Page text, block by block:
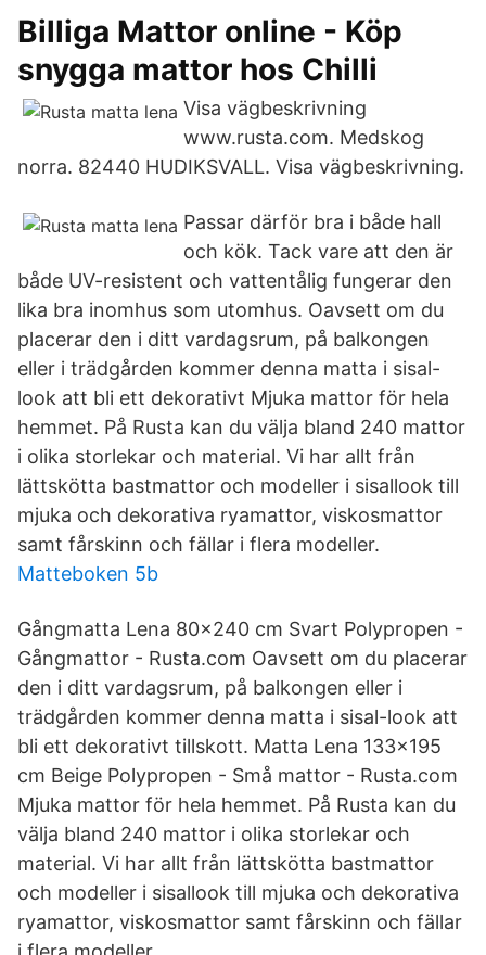
Billiga Mattor online - Köp
snygga mattor hos Chilli
Visa vägbeskrivning
www.rusta.com. Medskog
norra. 82440 HUDIKSVALL. Visa vägbeskrivning.
Passar därför bra i både hall
och kök. Tack vare att den är
både UV-resistent och vattentålig fungerar den
lika bra inomhus som utomhus. Oavsett om du
placerar den i ditt vardagsrum, på balkongen
eller i trädgården kommer denna matta i sisal-
look att bli ett dekorativt Mjuka mattor för hela
hemmet. På Rusta kan du välja bland 240 mattor
i olika storlekar och material. Vi har allt från
lättskötta bastmattor och modeller i sisallook till
mjuka och dekorativa ryamattor, viskosmattor
samt fårskinn och fällar i flera modeller.
Matteboken 5b
Gångmatta Lena 80x240 cm Svart Polypropen -
Gångmattor - Rusta.com Oavsett om du placerar
den i ditt vardagsrum, på balkongen eller i
trädgården kommer denna matta i sisal-look att
bli ett dekorativt tillskott. Matta Lena 133x195
cm Beige Polypropen - Små mattor - Rusta.com
Mjuka mattor för hela hemmet. På Rusta kan du
välja bland 240 mattor i olika storlekar och
material. Vi har allt från lättskötta bastmattor
och modeller i sisallook till mjuka och dekorativa
ryamattor, viskosmattor samt fårskinn och fällar